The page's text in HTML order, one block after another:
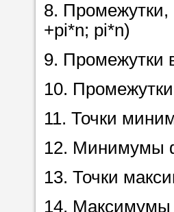
8. Промежутки,
+pi*n; pi*n)
9. Промежутки
10.
11. Точки
12. Минимумы
13. Точки
14. Максимумы